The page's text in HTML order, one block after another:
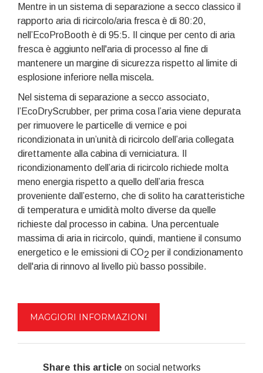
Mentre in un sistema di separazione a secco classico il
rapporto aria di ricircolo/aria fresca è di 80:20,
nell’EcoProBooth è di 95:5. Il cinque per cento di aria
fresca è aggiunto nell'aria di processo al fine di
mantenere un margine di sicurezza rispetto al limite di
esplosione inferiore nella miscela.
Nel sistema di separazione a secco associato,
l’EcoDryScrubber, per prima cosa l’aria viene depurata
per rimuovere le particelle di vernice e poi
ricondizionata in un’unità di ricircolo dell’aria collegata
direttamente alla cabina di verniciatura. Il
ricondizionamento dell’aria di ricircolo richiede molta
meno energia rispetto a quello dell’aria fresca
proveniente dall’esterno, che di solito ha caratteristiche
di temperatura e umidità molto diverse da quelle
richieste dal processo in cabina. Una percentuale
massima di aria in ricircolo, quindi, mantiene il consumo
energetico e le emissioni di CO2 per il condizionamento
dell'aria di rinnovo al livello più basso possibile.
MAGGIORI INFORMAZIONI
Share this article on social networks